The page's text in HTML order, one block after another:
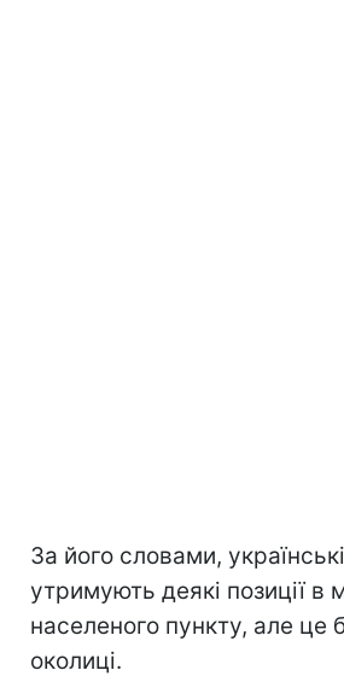
За його словами,
утримують деякі позиції в
населеного пункту, але це
околиці.